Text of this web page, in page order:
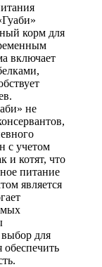
корм для
включает
не
с учетом
и котят, что
питание
является
для
обеспечить